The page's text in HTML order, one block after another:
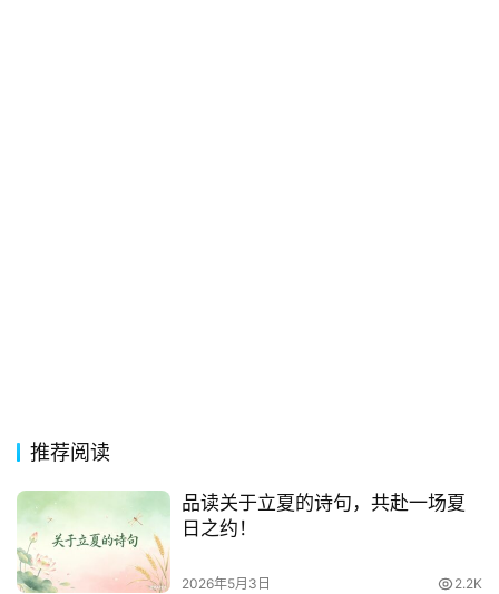
推荐阅读
品读关于立夏的诗句，共赴一场夏
日之约！
2026年5月3日 2.2K